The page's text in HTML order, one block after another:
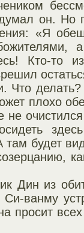
он. Но
«Я
Кто-то
Что
плохо
не
там будет
Дин из
ванму
просит